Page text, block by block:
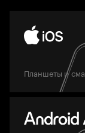
Планшеты и